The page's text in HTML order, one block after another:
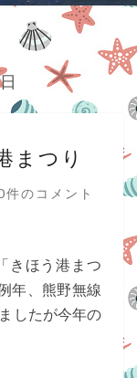
つり
メ
件のコメント
きほう港まつ
年、熊野無線
したが今年の